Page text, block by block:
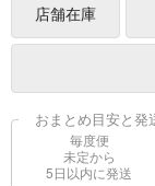
店舗在庫
おまとめ目安と発
毎度便
未定から
5日以内に発送